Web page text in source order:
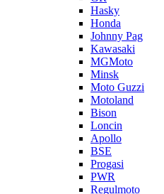
Hasky
Honda
Johnny Pag
Kawasaki
MGMoto
Minsk
Moto Guzzi
Motoland
Bison
Loncin
Apollo
BSE
Progasi
PWR
Regulmoto